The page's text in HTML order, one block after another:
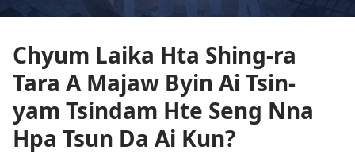
Chyum Laika Hta Shing-ra
Tara A Majaw Byin Ai Tsin-
yam Tsindam Hte Seng Nna
Hpa Tsun Da Ai Kun?